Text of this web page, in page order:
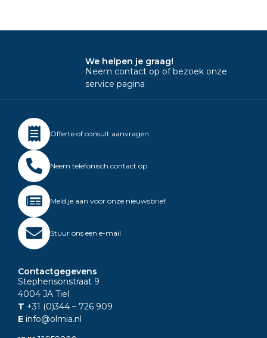
We helpen je graag!
Neem contact op of bezoek onze
service pagina
Offerte of consult aanvragen
Neem telefonisch contact op
Meld je aan voor onze nieuwsbrief
Stuur ons een e-mail
Contactgegevens
Stephensonstraat 9
4004 JA Tiel
T +31 (0)344 – 726 909
E info@olmia.nl